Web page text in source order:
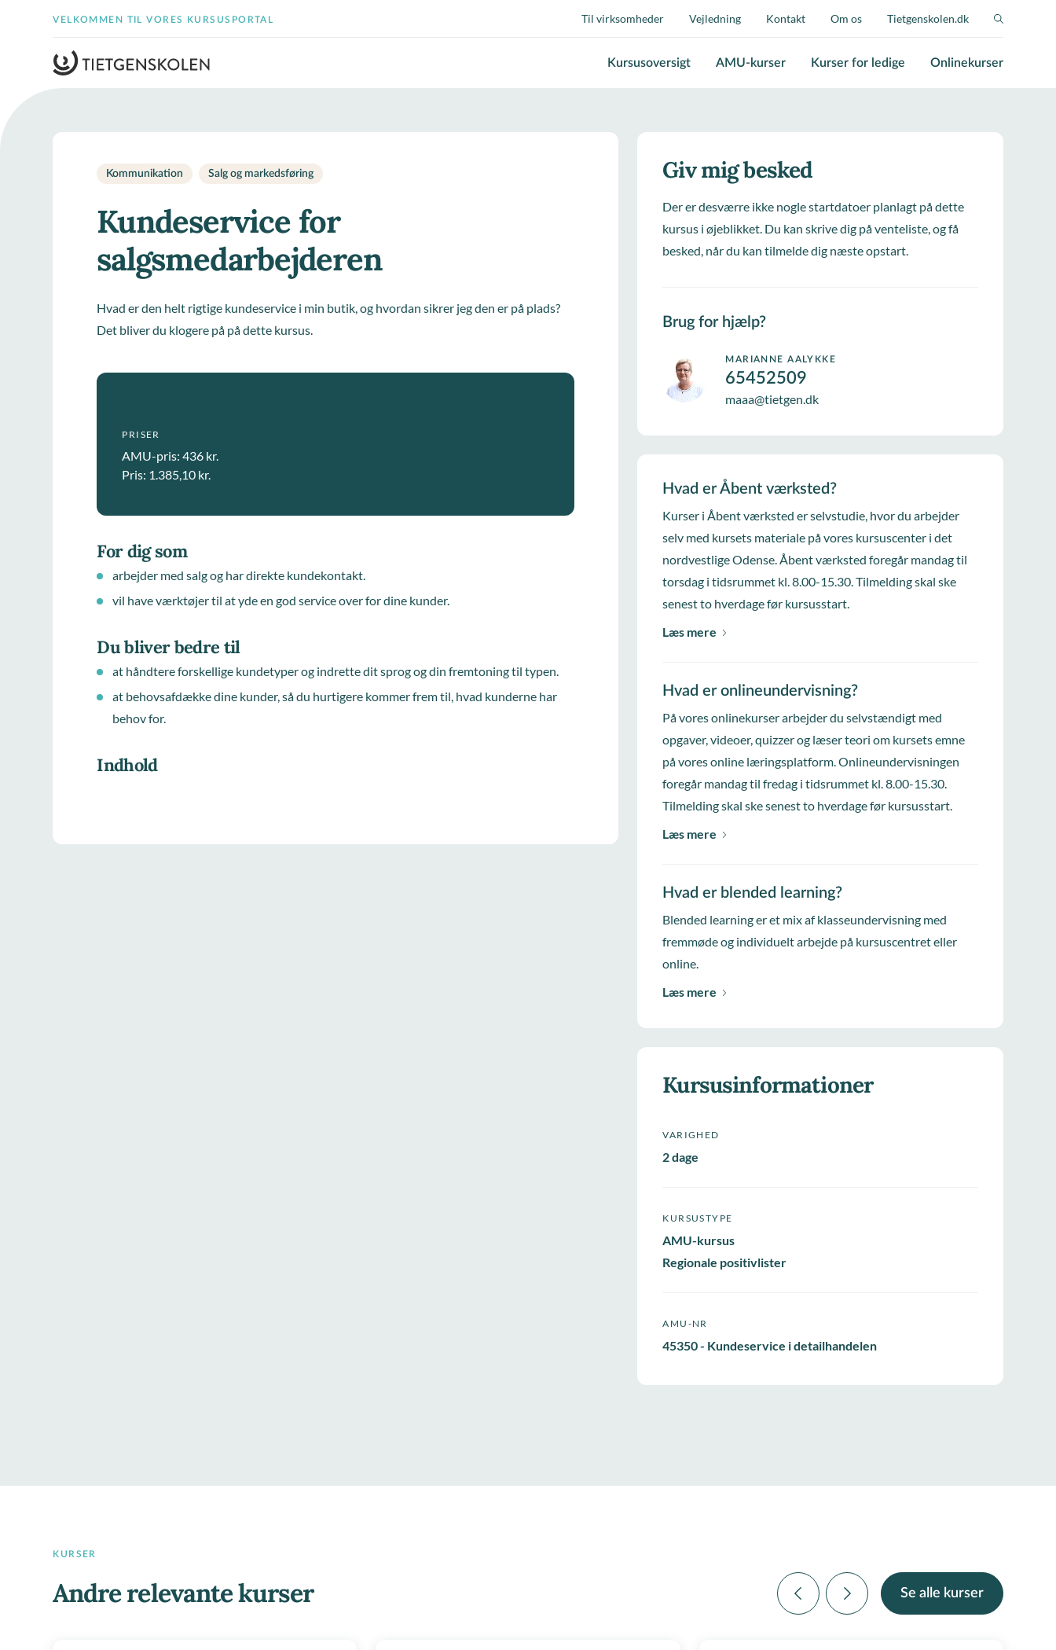
VELKOMMEN TIL VORES KURSUSPORTAL Til virksomheder Vejledning Kontakt Om os Tietgenskolen.dk
Kursusoversigt AMU-kurser Kurser for ledige Onlinekurser
Kommunikation Salg og markedsføring
Kundeservice for
salgsmedarbejderen
Hvad er den helt rigtige kundeservice i min butik, og hvordan sikrer jeg den er på plads?
Det bliver du klogere på på dette kursus.
PRISER
AMU-pris: 436 kr.
Pris: 1.385,10 kr.
For dig som
arbejder med salg og har direkte kundekontakt.
vil have værktøjer til at yde en god service over for dine kunder.
Du bliver bedre til
at håndtere forskellige kundetyper og indrette dit sprog og din fremtoning til typen.
at behovsafdække dine kunder, så du hurtigere kommer frem til, hvad kunderne har
behov for.
Indhold
Giv mig besked
Der er desværre ikke nogle startdatoer planlagt på dette
kursus i øjeblikket. Du kan skrive dig på venteliste, og få
besked, når du kan tilmelde dig næste opstart.
Brug for hjælp?
MARIANNE AALYKKE
65452509
maaa@tietgen.dk
Hvad er Åbent værksted?
Kurser i Åbent værksted er selvstudie, hvor du arbejder
selv med kursets materiale på vores kursuscenter i det
nordvestlige Odense. Åbent værksted foregår mandag til
torsdag i tidsrummet kl. 8.00-15.30. Tilmelding skal ske
senest to hverdage før kursusstart.
Læs mere
Hvad er onlineundervisning?
På vores onlinekurser arbejder du selvstændigt med
opgaver, videoer, quizzer og læser teori om kursets emne
på vores online læringsplatform. Onlineundervisningen
foregår mandag til fredag i tidsrummet kl. 8.00-15.30.
Tilmelding skal ske senest to hverdage før kursusstart.
Læs mere
Hvad er blended learning?
Blended learning er et mix af klasseundervisning med
fremmøde og individuelt arbejde på kursuscentret eller
online.
Læs mere
Kursusinformationer
VARIGHED
2 dage
KURSUSTYPE
AMU-kursus
Regionale positivlister
AMU-NR
45350 - Kundeservice i detailhandelen
KURSER
Andre relevante kurser Se alle kurser